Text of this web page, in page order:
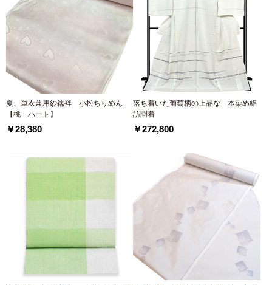
夏、単衣兼用紗襦袢 小松ちりめん
【桃 ハート】
￥28,380
落ち着いた葡萄柄の上品な 本染め絽
訪問着
￥272,800